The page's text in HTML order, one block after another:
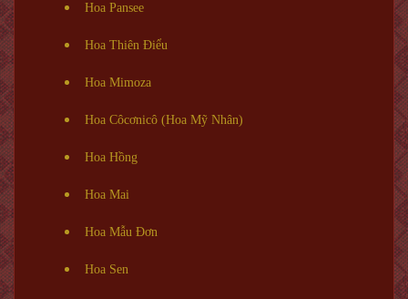
Hoa Pansee
Hoa Thiên Điểu
Hoa Mimoza
Hoa Côcơnicô (Hoa Mỹ Nhân)
Hoa Hồng
Hoa Mai
Hoa Mẫu Đơn
Hoa Sen